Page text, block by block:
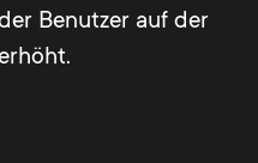
durch
mit
Benutzer auf der